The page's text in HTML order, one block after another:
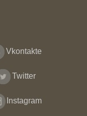
Vkontakte
Twitter
Instagram